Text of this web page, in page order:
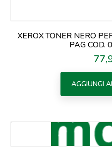
XEROX TONER NERO
PAG COD.
AGGIUNGI